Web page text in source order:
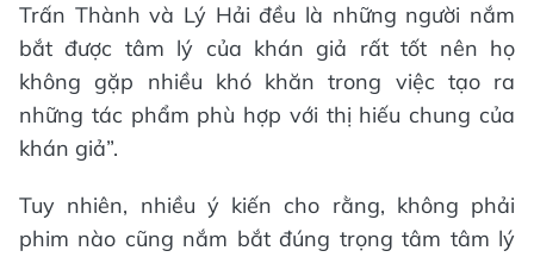
Trấn Thành và Lý Hải đều là những người nắm
bắt được tâm lý của khán giả rất tốt nên họ
không gặp nhiều khó khăn trong việc tạo ra
những tác phẩm phù hợp với thị hiếu chung của
khán giả”.
Tuy nhiên, nhiều ý kiến cho rằng, không phải
phim nào cũng nắm bắt đúng trọng tâm tâm lý